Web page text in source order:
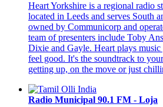
Heart Yorkshire is a regional radio
located in Leeds and serves South
owned by Communicorp and
team of presenters include Toby
Dixie and Gayle. Heart plays music
feel good. It's the soundtrack to
getting up, on the move or just
Radio Municipal 90.1 FM - Loja